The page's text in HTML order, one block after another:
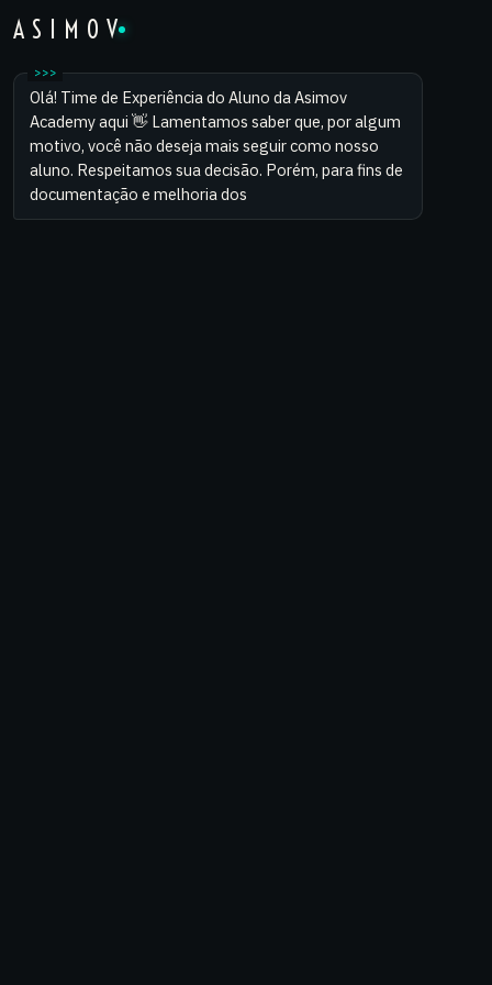
ASIMOV
Olá! Time de Experiência do Aluno da Asimov
Academy aqui 👋 Lamentamos saber que, por algum
motivo, você não deseja mais seguir como nosso
aluno. Respeitamos sua decisão. Porém, para fins de
documentação e melhoria dos noss